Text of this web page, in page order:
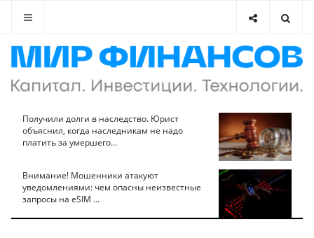
Получили долги в наследство. Юрист
объяснил, когда наследникам не надо
платить за умершего...
Внимание! Мошенники атакуют
уведомлениями: чем опасны неизвестные
запросы на eSIM ...